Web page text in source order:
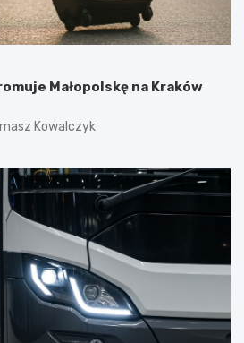
Małopolskę na Kraków
Kowalczyk